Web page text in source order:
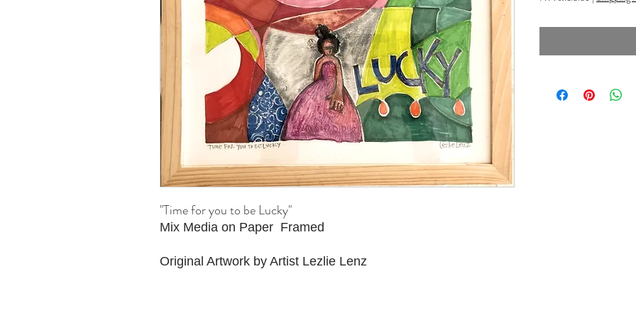
"Time for you to be Lucky"
Mix Media on Paper Framed
Original Artwork by Artist Lezlie Lenz